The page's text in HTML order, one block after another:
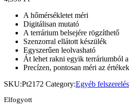
A hőmérsékletet méri
Digitálisan mutató
A terrárium belsejére rögzíthető
Szenzorral ellátott készülék
Egyszerűen leolvasható
Át lehet rakni egyik terráriumból
Precízen, pontosan méri az
SKU:Pt2172 Category:Egyéb felszerelés
Elfogyott